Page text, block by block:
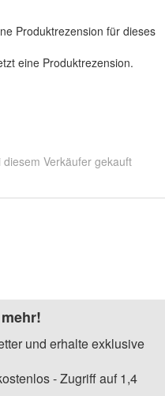
Produktrezension für dieses
eine Produktrezension.
Verkäufer gekauft
und erhalte exklusive
- Zugriff auf 1,4